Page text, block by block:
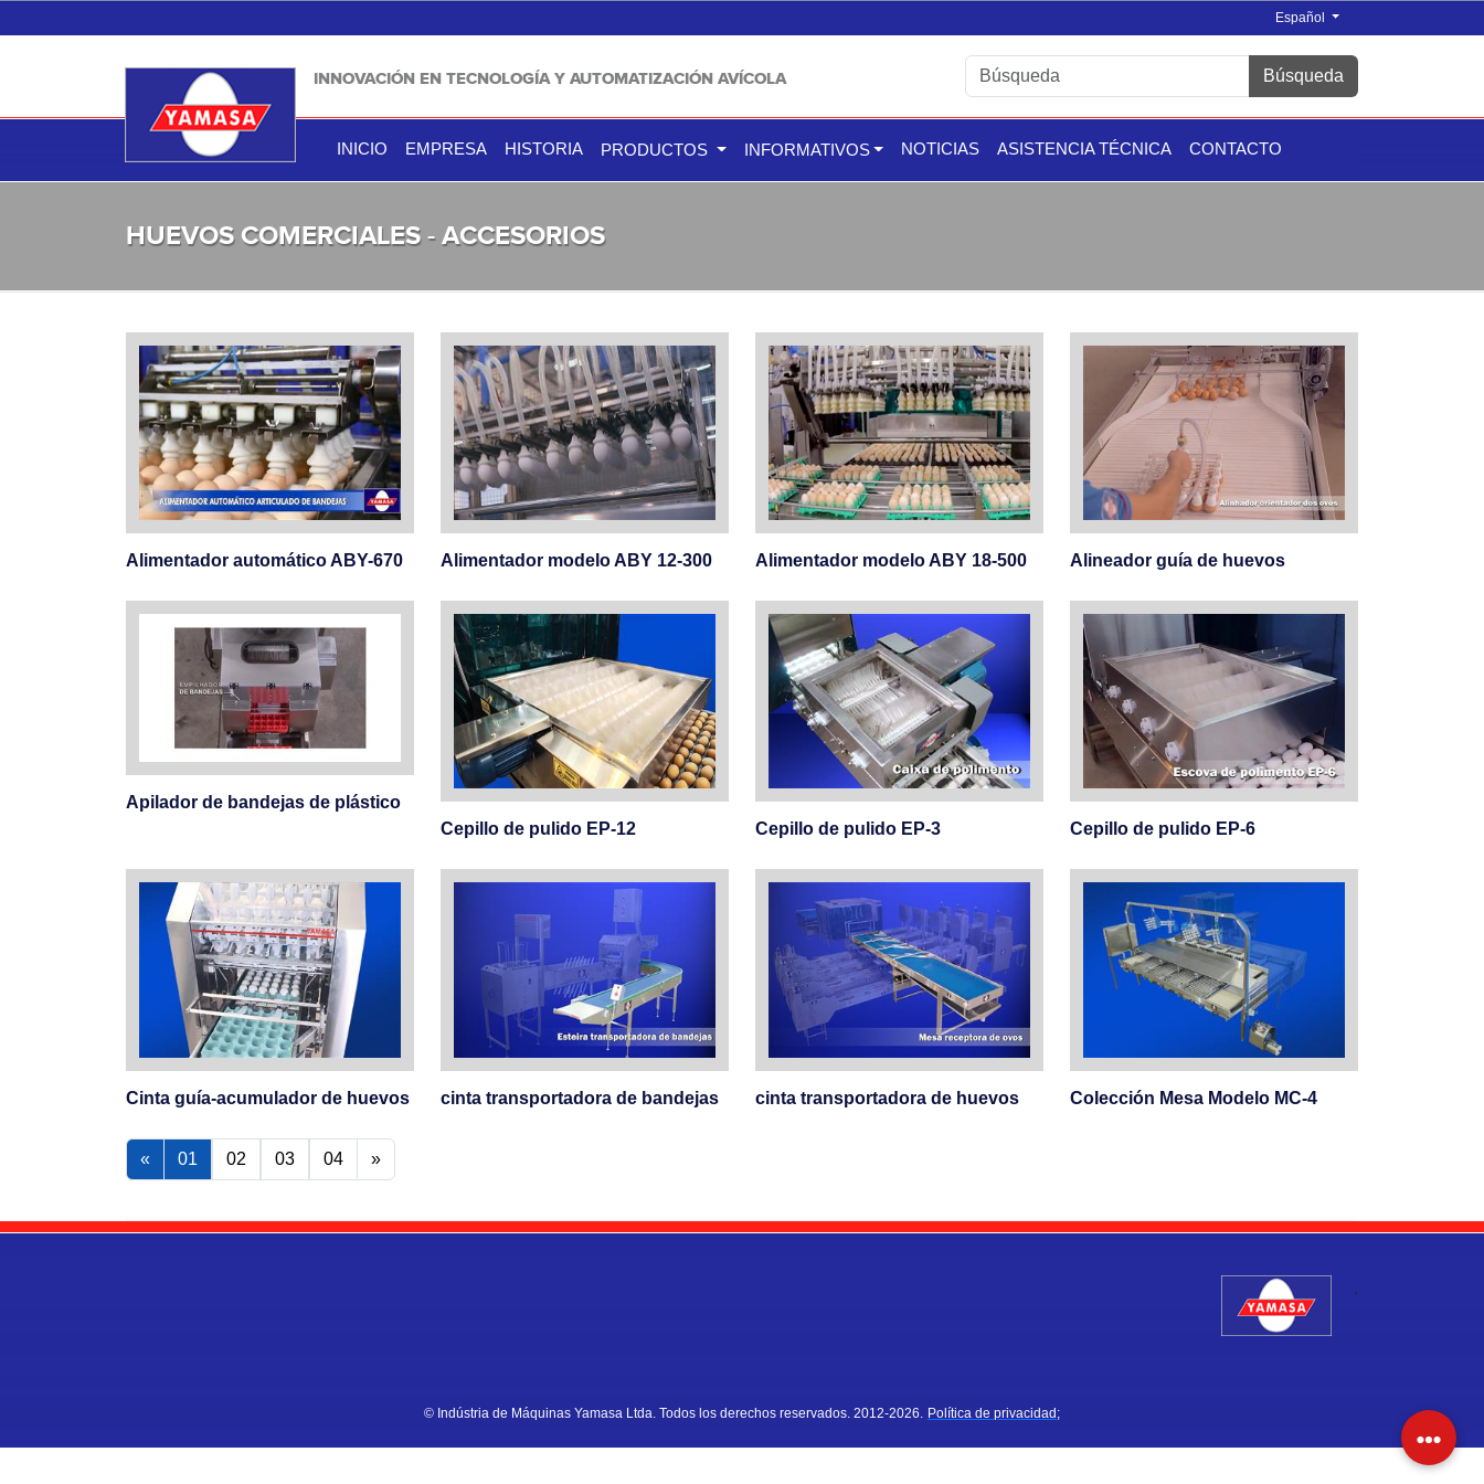
Español
INNOVACIÓN EN TECNOLOGÍA Y AUTOMATIZACIÓN AVÍCOLA Búsqueda
INICIO EMPRESA HISTORIA PRODUCTOS INFORMATIVOS NOTICIAS ASISTENCIA TÉCNICA CONTACTO
HUEVOS COMERCIALES - ACCESORIOS
Alimentador automático ABY-670 Alimentador modelo ABY 12-300 Alimentador modelo ABY 18-500 Alineador guía de huevos
Apilador de bandejas de plástico
Cepillo de pulido EP-12
Cepillo de pulido EP-3 Cepillo de pulido EP-6
Cinta guía-acumulador de huevos cinta transportadora de bandejas cinta transportadora de huevos Colección Mesa Modelo MC-4
« 01 02 03 04 »
.
© Indústria de Máquinas Yamasa Ltda. Todos los derechos reservados. 2012-2026. Política de privacidad;